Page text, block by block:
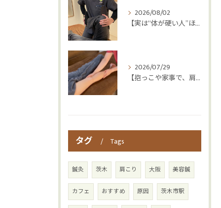
2026/08/02
【実は“体が硬い人”ほど疲れやすい😳】
2026/07/29
【抱っこや家事で、肩・腰つらくなっていませんか？👶💦】
タグ Tags
鍼灸 茨木 肩こり 大阪 美容鍼
カフェ おすすめ 原因 茨木市駅